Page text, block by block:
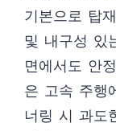
기본으로 탑
및 내구성 있
면에서도 안
은 고속 주행
너링 시 과도